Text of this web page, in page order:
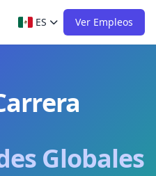
ES Ver Empleos
Globales